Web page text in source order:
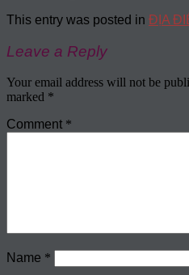
This entry was posted in ĐỊA
Leave a Reply
Your email address will not be
marked *
Comment *
Name *